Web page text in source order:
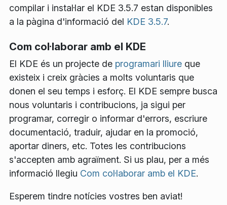
compilar i instal·lar el KDE 3.5.7 estan disponibles
a la pàgina d'informació del KDE 3.5.7.
Com col·laborar amb el KDE
El KDE és un projecte de programari lliure que
existeix i creix gràcies a molts voluntaris que
donen el seu temps i esforç. El KDE sempre busca
nous voluntaris i contribucions, ja sigui per
programar, corregir o informar d'errors, escriure
documentació, traduir, ajudar en la promoció,
aportar diners, etc. Totes les contribucions
s'accepten amb agraïment. Si us plau, per a més
informació llegiu Com col·laborar amb el KDE.
Esperem tindre notícies vostres ben aviat!